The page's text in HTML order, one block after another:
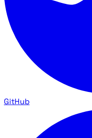
GitHub